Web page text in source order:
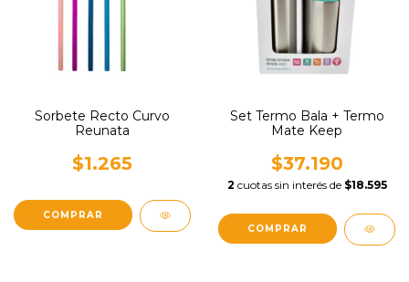
Sorbete Recto Curvo
Reunata
$1.265
Set Termo Bala + Termo
Mate Keep
$37.190
2 cuotas sin interés de $18.595